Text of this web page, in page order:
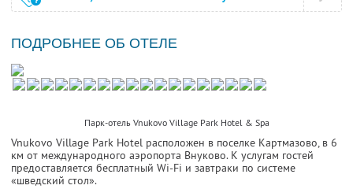
ПОДРОБНЕЕ ОБ ОТЕЛЕ
Парк-отель Vnukovo Village Park Hotel & Spa
Vnukovo Village Park Hotel расположен в поселке Картмазово, в 6
км от международного аэропорта Внуково. К услугам гостей
предоставляется бесплатный Wi-Fi и завтраки по системе
«шведский стол».